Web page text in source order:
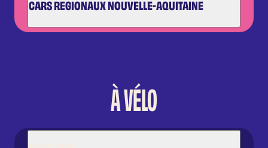
CARS REGIONAUX NOUVELLE-AQUITAINE
À VÉLO